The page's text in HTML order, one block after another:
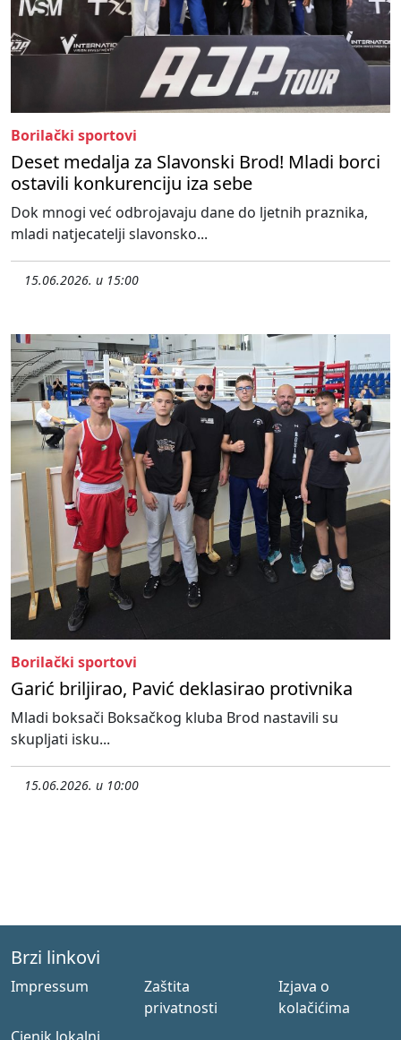
Borilački sportovi
Deset medalja za Slavonski Brod! Mladi borci
ostavili konkurenciju iza sebe
Dok mnogi već odbrojavaju dane do ljetnih praznika,
mladi natjecatelji slavonsko...
15.06.2026. u 15:00
Borilački sportovi
Garić briljirao, Pavić deklasirao protivnika
Mladi boksači Boksačkog kluba Brod nastavili su
skupljati isku...
15.06.2026. u 10:00
Brzi linkovi
Impressum
Zaštita
privatnosti
Izjava o
kolačićima